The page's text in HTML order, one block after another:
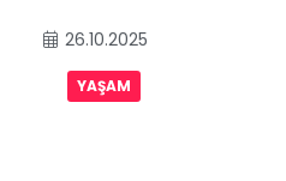
26.10.2025
YAŞAM